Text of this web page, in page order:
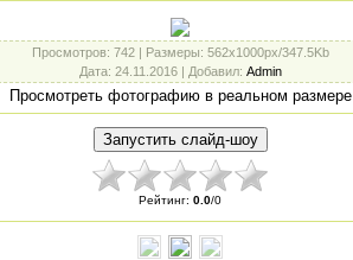
Просмотров: 742 | Размеры: 562x1000px/347.5Kb
Дата: 24.11.2016 | Добавил: Admin
Просмотреть фотографию в реальном размере
Рейтинг: 0.0/0